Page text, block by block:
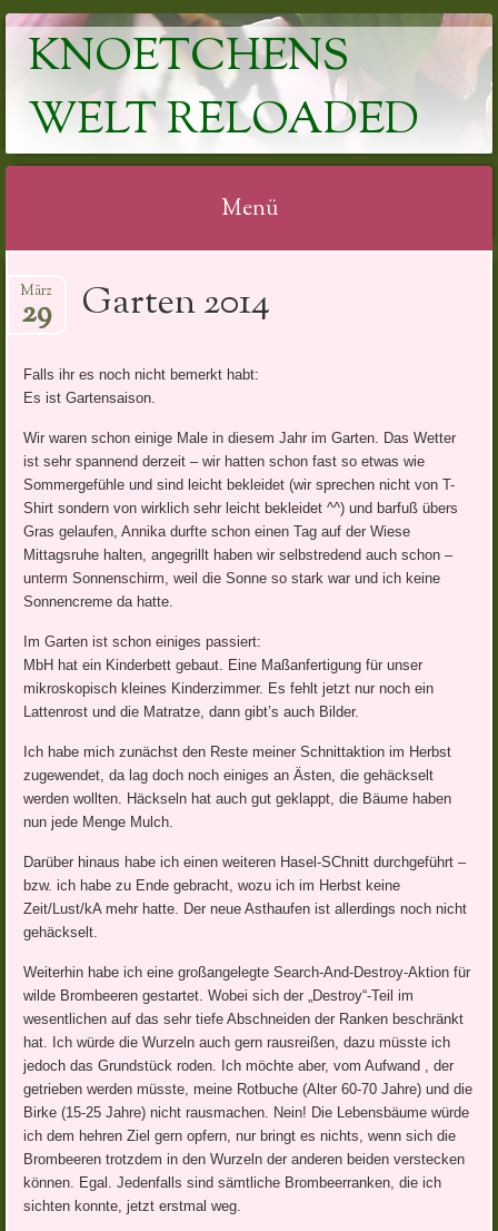
KNOETCHENS
WELT RELOADED
Menü
zum
Inhalt
Garten 2014
März
29
Falls ihr es noch nicht bemerkt habt:
Es ist Gartensaison.
Wir waren schon einige Male in diesem Jahr im Garten. Das Wetter
ist sehr spannend derzeit – wir hatten schon fast so etwas wie
Sommergefühle und sind leicht bekleidet (wir sprechen nicht von T-
Shirt sondern von wirklich sehr leicht bekleidet ^^) und barfuß übers
Gras gelaufen, Annika durfte schon einen Tag auf der Wiese
Mittagsruhe halten, angegrillt haben wir selbstredend auch schon –
unterm Sonnenschirm, weil die Sonne so stark war und ich keine
Sonnencreme da hatte.
Im Garten ist schon einiges passiert:
MbH hat ein Kinderbett gebaut. Eine Maßanfertigung für unser
mikroskopisch kleines Kinderzimmer. Es fehlt jetzt nur noch ein
Lattenrost und die Matratze, dann gibt’s auch Bilder.
Ich habe mich zunächst den Reste meiner Schnittaktion im Herbst
zugewendet, da lag doch noch einiges an Ästen, die gehäckselt
werden wollten. Häckseln hat auch gut geklappt, die Bäume haben
nun jede Menge Mulch.
Darüber hinaus habe ich einen weiteren Hasel-SChnitt durchgeführt –
bzw. ich habe zu Ende gebracht, wozu ich im Herbst keine
Zeit/Lust/kA mehr hatte. Der neue Asthaufen ist allerdings noch nicht
gehäckselt.
Weiterhin habe ich eine großangelegte Search-And-Destroy-Aktion für
wilde Brombeeren gestartet. Wobei sich der „Destroy“-Teil im
wesentlichen auf das sehr tiefe Abschneiden der Ranken beschränkt
hat. Ich würde die Wurzeln auch gern rausreißen, dazu müsste ich
jedoch das Grundstück roden. Ich möchte aber, vom Aufwand , der
getrieben werden müsste, meine Rotbuche (Alter 60-70 Jahre) und die
Birke (15-25 Jahre) nicht rausmachen. Nein! Die Lebensbäume würde
ich dem hehren Ziel gern opfern, nur bringt es nichts, wenn sich die
Brombeeren trotzdem in den Wurzeln der anderen beiden verstecken
können. Egal. Jedenfalls sind sämtliche Brombeerranken, die ich
sichten konnte, jetzt erstmal weg.